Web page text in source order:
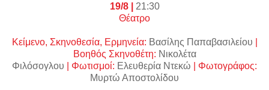
19/8 | 21:30
Θέατρο
Κείμενο, Σκηνοθεσία, Ερμηνεία: Βασίλης Παπαβασιλείου
Βοηθός Σκηνοθέτη: Νικολέτα
Φιλόσογλου
| Φωτισμοί: Ελευθερία Ντεκώ
| Φωτογράφος:
Μυρτώ Αποστολίδου